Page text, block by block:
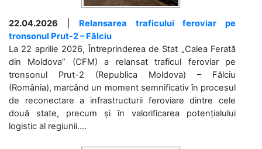
22.04.2026
Relansarea traficului feroviar pe
tronsonul Prut-2 – Fălciu
La 22 aprilie 2026, Întreprinderea de Stat „Calea Ferată
din Moldova” (CFM) a relansat traficul feroviar pe
tronsonul Prut-2 (Republica Moldova) – Fălciu
(România), marcând un moment semnificativ în procesul
de reconectare a infrastructurii feroviare dintre cele
două state, precum și în valorificarea potențialului
logistic al regiunii....